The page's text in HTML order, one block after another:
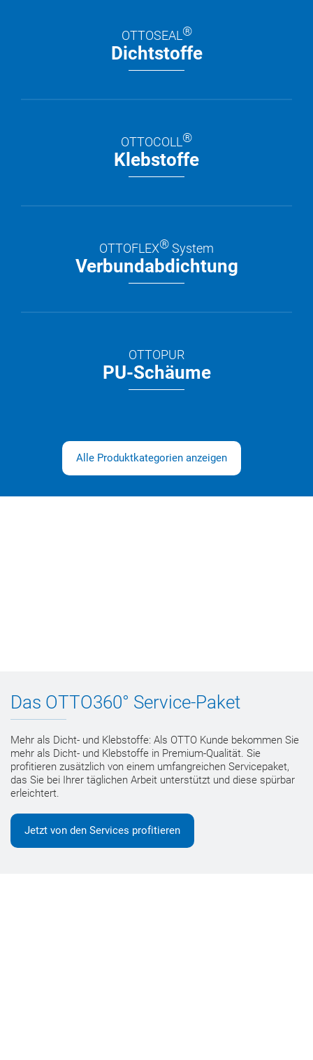
OTTOSEAL ®
Dichtstoffe
OTTOCOLL ®
Klebstoffe
OTTOFLEX®System
Verbundabdichtung
OTTOPUR
PU-Schäume
Alle Produktkategorien anzeigen
Das OTTO360° Service-Paket
Mehr als Dicht- und Klebstoffe: Als OTTO Kunde bekommen Sie
mehr als Dicht- und Klebstoffe in Premium-Qualität. Sie
profitieren zusätzlich von einem umfangreichen Servicepaket,
das Sie bei Ihrer täglichen Arbeit unterstützt und diese spürbar
erleichtert.
Jetzt von den Services profitieren